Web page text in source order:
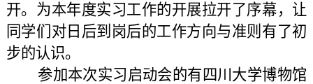
开。为本年度实习工作的开展拉开了序幕，让
同学们对日后到岗后的工作方向与准则有了初
步的认识。
参加本次实习启动会的有四川大学博物馆